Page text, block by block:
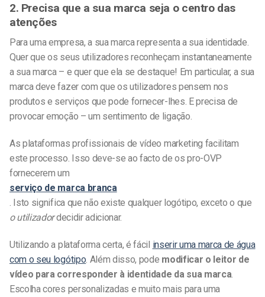
2. Precisa que a sua marca seja o centro das
atenções
Para uma empresa, a sua marca representa a sua identidade.
Quer que os seus utilizadores reconheçam instantaneamente
a sua marca – e quer que ela se destaque! Em particular, a sua
marca deve fazer com que os utilizadores pensem nos
produtos e serviços que pode fornecer-lhes. E precisa de
provocar emoção – um sentimento de ligação.
As plataformas profissionais de vídeo marketing facilitam
este processo. Isso deve-se ao facto de os pro-OVP
fornecerem um
serviço de marca branca
. Isto significa que não existe qualquer logótipo, exceto o que
o utilizadordecidir adicionar.
Utilizando a plataforma certa, é fácil inserir uma marca de água
com o seu logótipo. Além disso, pode modificar o leitor de
vídeo para corresponder à identidade da sua marca.
Escolha cores personalizadas e muito mais para uma